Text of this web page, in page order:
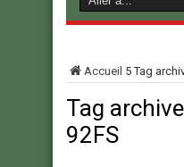
Accueil 5Tag
Tag
92FS